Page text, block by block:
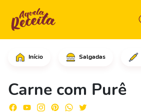
Início Salgadas
Carne com Purê
Em uma panela